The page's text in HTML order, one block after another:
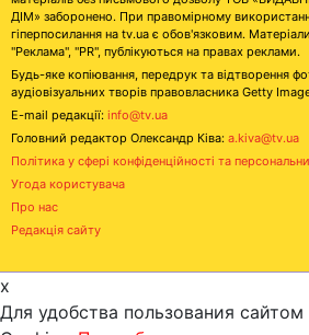
ДІМ» заборонено. При правомірному
гіперпосилання на tv.ua є обов'язковим.
"Реклама", "PR", публікуються на правах реклами.
Будь-яке копіювання, передрук та відтворення
аудіовізуальних творів правовласника Getty
E-mail редакції: info@tv.ua
Головний редактор Олександр Ківа: a.kiva@tv.ua
Політика у сфері конфіденційності та
Угода користувача
Про нас
Редакція сайту
x
Для удобства пользования сайтом